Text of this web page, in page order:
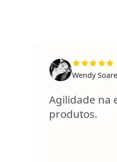
Wendy
Agilidade na
produtos.